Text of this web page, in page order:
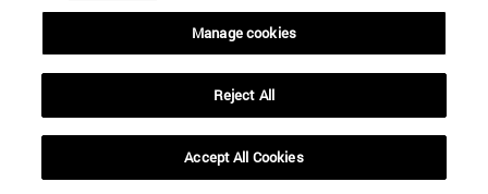
Manage cookies
Reject All
Accept All Cookies